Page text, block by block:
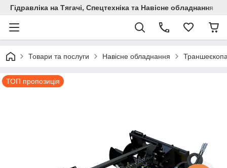
Гідравліка на Тягачі, Спецтехніка та Навісне обладнання
Товари та послуги Навісне обладнання
ТОП пропозиція